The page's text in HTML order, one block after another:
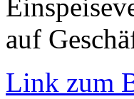
auf
Link zum